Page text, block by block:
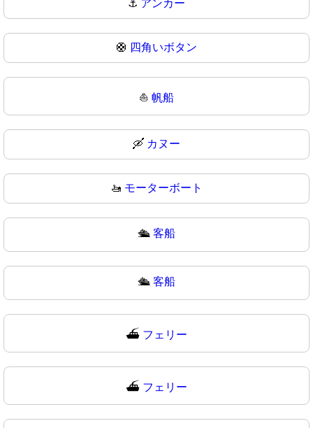
⚓ アンカー
🛟 四角いボタン
⛵ 帆船
🛶 カヌー
🚤 モーターボート
🛳️ 客船
🛳 客船
⛴️ フェリー
⛴ フェリー